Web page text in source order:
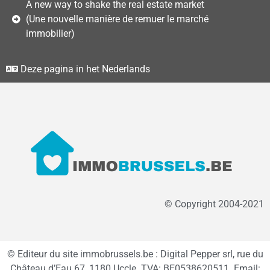
A new way to shake the real estate market
(Une nouvelle manière de remuer le marché
immobilier)
Deze pagina in het Nederlands
© Copyright 2004-2021
© Editeur du site immobrussels.be : Digital Pepper srl, rue du